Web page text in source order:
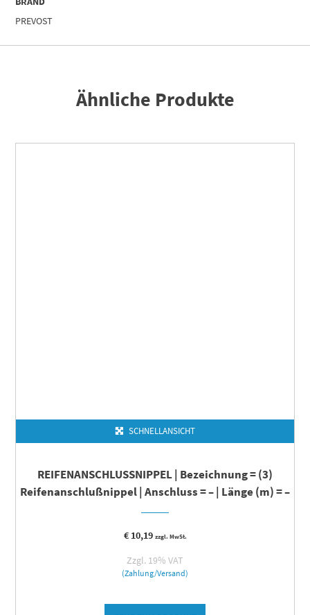
PREVOST
Ähnliche Produkte
SCHNELLANSICHT
REIFENANSCHLUSSNIPPEL | Bezeichnung = (3)
Reifenanschlußnippel | Anschluss = – | Länge (m) = –
€10,19 zzgl. MwSt.
Zzgl. 19% VAT
(Zahlung/Versand)